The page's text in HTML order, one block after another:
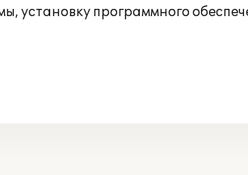
программного